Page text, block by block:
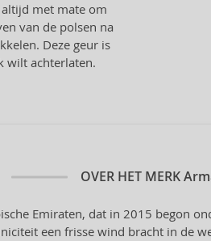
met mate om
van de polsen na
Deze geur is
wilt achterlaten.
OVER HET MERK
Emiraten, dat in 2015 begon
een frisse wind bracht in de